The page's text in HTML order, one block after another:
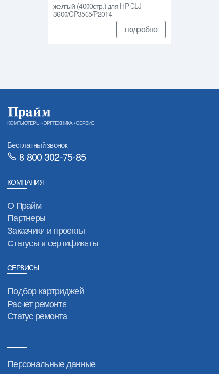
желтый (4000стр.) для HP CLJ
3600/CP3505/P2014
подробно
КОМПЬЮТЕРЫ • ОРГТЕХНИКА • СЕРВИС
Бесплатный звонок
8 800 302-75-85
КОМПАНИЯ
О Прайм
Партнеры
Заказчики и проекты
Статусы и сертификаты
СЕРВИСЫ
Подбор картриджей
Расчет ремонта
Статус ремонта
Персональные данные